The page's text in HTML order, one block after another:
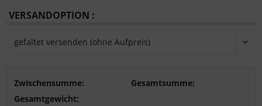
VERSANDOPTION :
Zwischensumme:
Gesamtsumme:
Gesamtgewicht: